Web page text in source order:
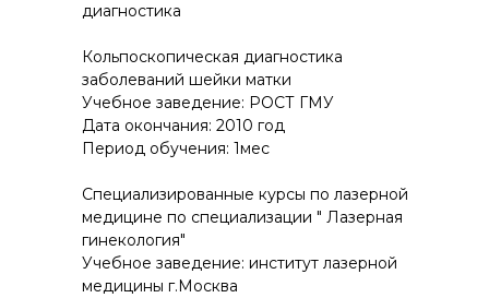
диагностика
Кольпоскопическая диагностика
заболеваний шейки матки
Учебное заведение: РОСТ ГМУ
Дата окончания: 2010 год
Период обучения: 1мес
Специализированные курсы по лазерной
медицине по специализации " Лазерная
гинекология"
Учебное заведение: институт лазерной
медицины г.Москва